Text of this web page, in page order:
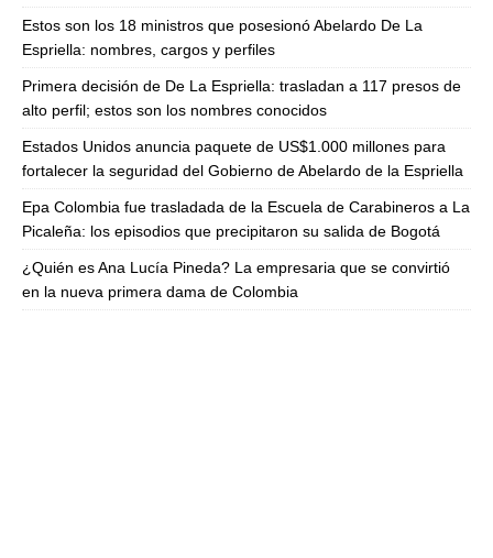
Estos son los 18 ministros que posesionó Abelardo De La
Espriella: nombres, cargos y perfiles
Primera decisión de De La Espriella: trasladan a 117 presos de
alto perfil; estos son los nombres conocidos
Estados Unidos anuncia paquete de US$1.000 millones para
fortalecer la seguridad del Gobierno de Abelardo de la Espriella
Epa Colombia fue trasladada de la Escuela de Carabineros a La
Picaleña: los episodios que precipitaron su salida de Bogotá
¿Quién es Ana Lucía Pineda? La empresaria que se convirtió
en la nueva primera dama de Colombia